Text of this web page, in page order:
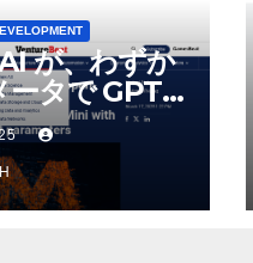
が、わずか
ータで GPT-
上回る新し
ソース モ
ース |